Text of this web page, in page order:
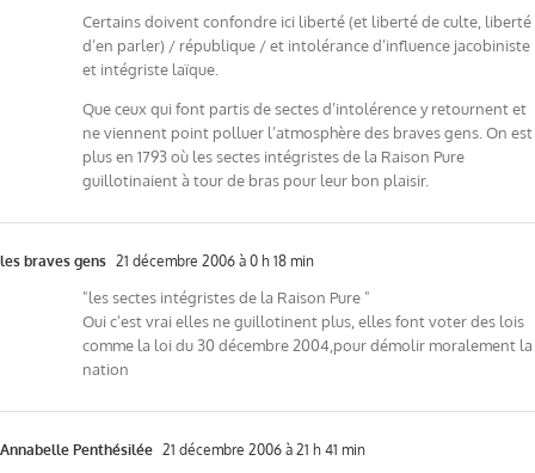
Certains doivent confondre ici liberté (et liberté de culte, liberté
d’en parler) / république / et intolérance d’influence jacobiniste
et intégriste laïque.
Que ceux qui font partis de sectes d’intolérence y retournent et
ne viennent point polluer l’atmosphère des braves gens. On est
plus en 1793 où les sectes intégristes de la Raison Pure
guillotinaient à tour de bras pour leur bon plaisir.
les braves gens 21 décembre 2006 à 0 h 18 min
"les sectes intégristes de la Raison Pure "
Oui c’est vrai elles ne guillotinent plus, elles font voter des lois
comme la loi du 30 décembre 2004,pour démolir moralement la
nation
Annabelle Penthésilée 21 décembre 2006 à 21 h 41 min